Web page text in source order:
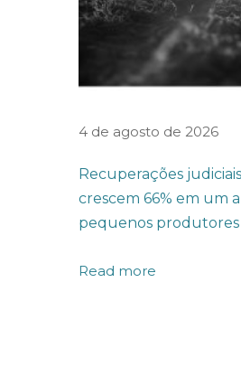
m
d
d
e
i
4 de agosto de 2026
Recuperações
crescem 66% em um
pequenos produtores
Read more